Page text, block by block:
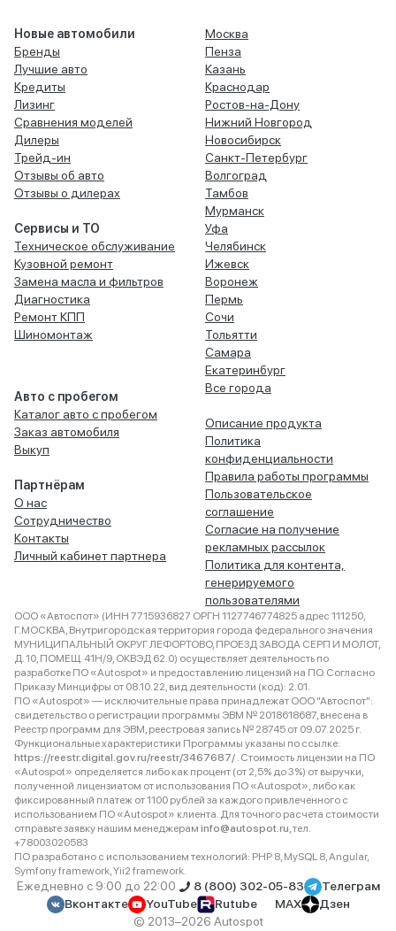
Новые автомобили
Бренды
Лучшие авто
Кредиты
Лизинг
Сравнения моделей
Дилеры
Трейд-ин
Отзывы об авто
Отзывы о дилерах
Сервисы и ТО
Техническое обслуживание
Кузовной ремонт
Замена масла и фильтров
Диагностика
Ремонт КПП
Шиномонтаж
Авто с пробегом
Каталог авто с пробегом
Заказ автомобиля
Выкуп
Партнёрам
О нас
Сотрудничество
Контакты
Личный кабинет партнера
Москва
Пенза
Казань
Краснодар
Ростов-на-Дону
Нижний Новгород
Новосибирск
Санкт-Петербург
Волгоград
Тамбов
Мурманск
Уфа
Челябинск
Ижевск
Воронеж
Пермь
Сочи
Тольятти
Самара
Екатеринбург
Все города
Описание продукта
Политика
конфиденциальности
Правила работы программы
Пользовательское
соглашение
Согласие на получение
рекламных рассылок
Политика для контента,
генерируемого
пользователями
ООО «Автоспот» (ИНН 7715936827 ОРГН 1127746774825 адрес 111250,
Г.МОСКВА, Внутригородская территория города федерального значения
МУНИЦИПАЛЬНЫЙ ОКРУГ ЛЕФОРТОВО, ПРОЕЗД ЗАВОДА СЕРП И МОЛОТ,
Д. 10, ПОМЕЩ. 41Н/9, ОКВЭД 62.0) осуществляет деятельность по
разработке ПО «Autospot» и предоставлению лицензий на ПО. Согласно
Приказу Минцифры от 08.10.22, вид деятельности (код): 2.01.
ПО «Autospot» — исключительные права принадлежат ООО "Автоспот":
свидетельство о регистрации программы ЭВМ № 2018618687, внесена в
Реестр программ для ЭВМ, реестровая запись № 28745 от 09.07.2025 г.
Функциональные характеристики Программы указаны по ссылке:
https://reestr.digital.gov.ru/reestr/3467687/ . Стоимость лицензии на ПО
«Autospot» определяется либо как процент (от 2,5% до 3%) от выручки,
полученной лицензиатом от использования ПО «Autospot», либо как
фиксированный платеж от 1100 рублей за каждого привлеченного с
использованием ПО «Autospot» клиента. Для точного расчета стоимости
отправьте заявку нашим менеджерам info@autospot.ru, тел.
+78003020583
ПО разработано с использованием технологий: PHP 8, MySQL 8, Angular,
Symfony framework, Yii2 framework.
Ежедневно с 9:00 до 22:00 8 (800) 302-05-83
Телеграм
Вконтакте
YouTube Rutube MAX
Дзен
© 2013–2026 Autospot